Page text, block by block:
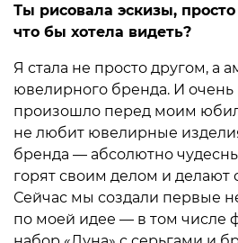
Ты рисовала эскизы,
что бы хотела видеть?
Я стала не просто другом, а
ювелирного бренда. И очень
произошло перед моим
не любит ювелирные
бренда — абсолютно
горят своим делом и делают
Сейчас мы создали первые
по моей идее — в том числе